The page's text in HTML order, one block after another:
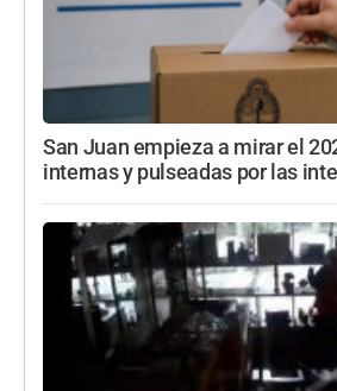
San Juan empieza a mirar el
internas y pulseadas por las